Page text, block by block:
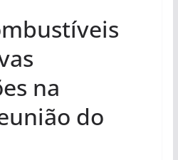
na
do